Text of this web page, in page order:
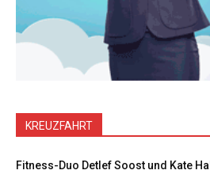
KREUZFAHRT
Fitness-Duo Detlef Soost und Kate Hall